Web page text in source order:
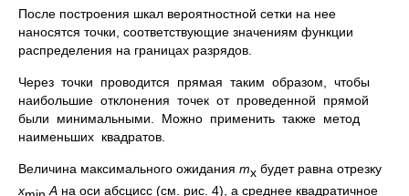
После построения шкал вероятностной сетки на нее
наносятся точки, соответствующие значениям функции
распределения на границах разрядов.
Через точки проводится прямая таким образом, чтобы
наибольшие отклонения точек от проведенной прямой
были минимальными. Можно применить также метод
наименьших квадратов.
Величина максимального ожидания mx будет равна отрезку
x
A на оси абсцисс (см. рис. 4), а среднее квадратичное